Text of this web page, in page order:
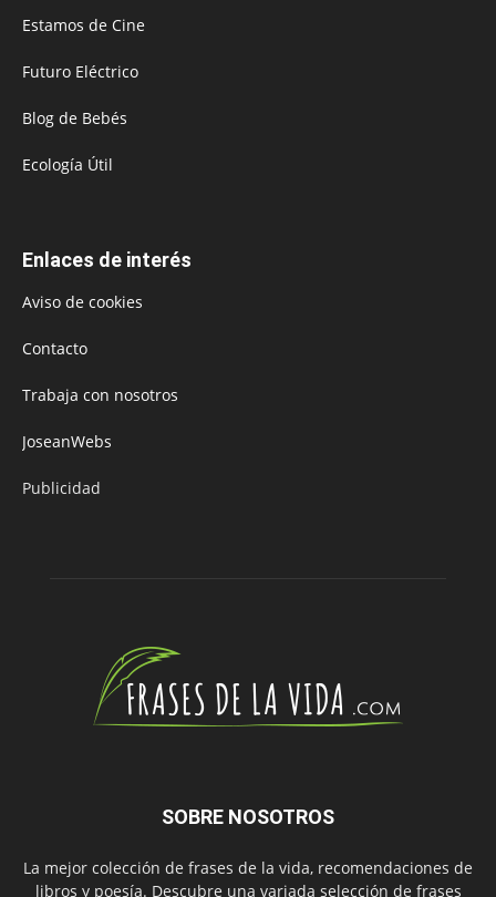
Estamos de Cine
Futuro Eléctrico
Blog de Bebés
Ecología Útil
Enlaces de interés
Aviso de cookies
Contacto
Trabaja con nosotros
JoseanWebs
Publicidad
SOBRE NOSOTROS
La mejor colección de frases de la vida, recomendaciones de
libros y poesía. Descubre una variada selección de frases